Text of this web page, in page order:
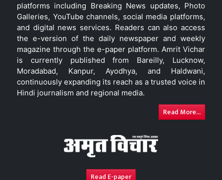
platforms including Breaking News updates, Photo
Galleries, YouTube channels, social media platforms,
and digital news services. Readers can also access
the e-version of the daily newspaper and weekly
magazine through the e-paper platform. Amrit Vichar
is currently published from Bareilly, Lucknow,
Moradabad, Kanpur, Ayodhya, and Haldwani,
continuously expanding its reach as a trusted voice in
Hindi journalism and regional media.
Read More...
Read E-paper